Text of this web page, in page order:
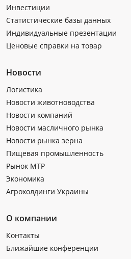
Инвестиции
Статистические базы данных
Индивидуальные презентации
Ценовые справки на товар
Новости
Логистика
Новости животноводства
Новости компаний
Новости масличного рынка
Новости рынка зерна
Пищевая промышленность
Рынок МТР
Экономика
Агрохолдинги Украины
О компании
Контакты
Ближайшие конференции